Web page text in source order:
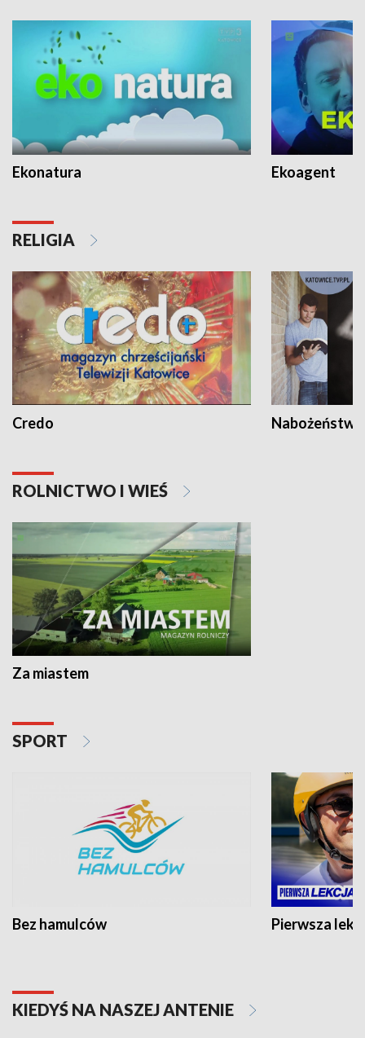
Ekonatura Ekoagent
RELIGIA
Credo
ROLNICTWO I WIEŚ
Za miastem
SPORT
Bez hamulców Pierwsza
KIEDYŚ NA NASZEJ ANTENIE